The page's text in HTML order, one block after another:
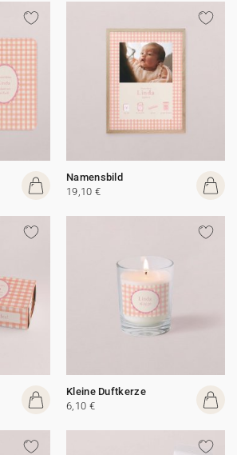
Namensbild
19,10 €
Kleine Duftkerze
6,10 €